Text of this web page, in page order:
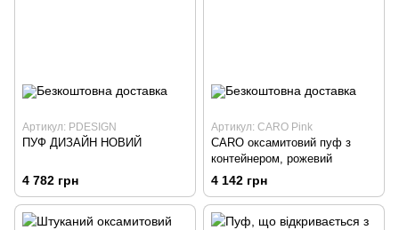
Артикул: PDESIGN
ПУФ ДИЗАЙН НОВИЙ
4 782 грн
Артикул: CARO Pink
CARO оксамитовий пуф з
контейнером, рожевий
4 142 грн